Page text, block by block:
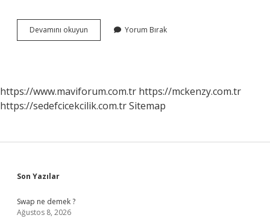
Devamını okuyun
Ge
Yorum Bırak
https://www.maviforum.com.tr https://mckenzy.com.tr
https://sedefcicekcilik.com.trSitemap
Sidebar
Son Yazılar
Swap ne demek ?
Ağustos 8, 2026